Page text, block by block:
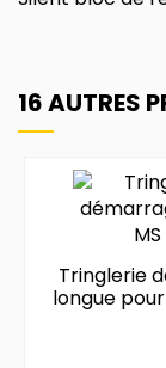
16 AUTRES
Tringlerie
longue